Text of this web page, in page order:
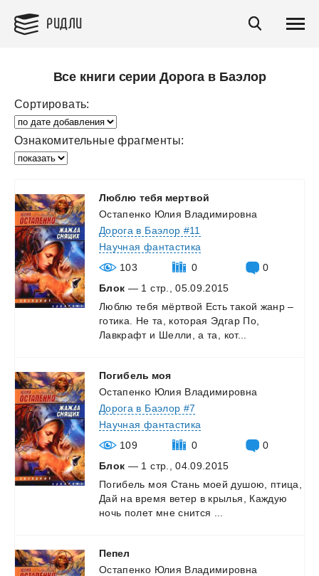
РИДЛИ
Все книги серии Дорога в Баэлор
Сортировать:
Ознакомительные фрагменты:
Люблю тебя мертвой
Остапенко Юлия Владимировна
Дорога в Баэлор #11
Научная фантастика
103
0
0
Блок — 1 стр., 05.09.2015
Люблю тебя мёртвой Есть такой жанр –
готика.
Не та, которая Эдгар По,
Лавкрафт и Шелли, а та, кот...
Погибель моя
Остапенко Юлия Владимировна
Дорога в Баэлор #7
Научная фантастика
109
0
0
Блок — 1 стр., 04.09.2015
Погибель моя Стань моей душою,
птица,
Дай на время ветер в крылья,
Каждую
ночь полет мне снится
Пепел
Остапенко Юлия Владимировна